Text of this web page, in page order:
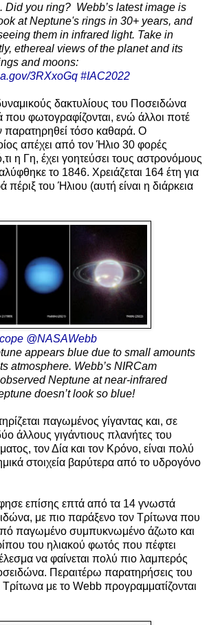
Did you ring? Webb’s latest image is
at Neptune's rings in 30+ years, and
them in infrared light. Take in
ethereal views of the planet and its
and moons:
3RXxoGq #IAC2022
δακτυλίους του Ποσειδώνα
που φωτογραφίζονται, ενώ άλλοι ποτέ
παρατηρηθεί τόσο καθαρά. Ο
απέχει από τον Ήλιο 30 φορές
η Γη, έχει γοητεύσει τους αστρονόμους
το 1846. Χρειάζεται 164 έτη για
πέριξ του Ήλιου (αυτή είναι η διάρκεια
@NASAWebb
appears blue due to small amounts
atmosphere. Webb’s NIRCam
Neptune at near-infrared
doesn’t look so blue!
παγωμένος γίγαντας και, σε
άλλους γιγάντιους πλανήτες του
τον Δία και τον Κρόνο, είναι πολύ
στοιχεία βαρύτερα από το υδρογόνο
επίσης επτά από τα 14 γνωστά
με πιο παράξενο τον Τρίτωνα που
παγωμένο συμπυκνωμένο άζωτο και
του ηλιακού φωτός που πέφτει
να φαίνεται πολύ πιο λαμπερός
Περαιτέρω παρατηρήσεις του
με το Webb προγραμματίζονται